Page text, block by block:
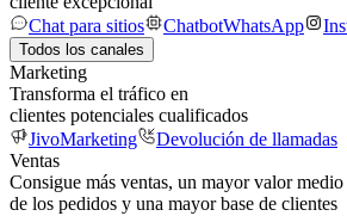
Chat para sitios
ChatbotWhatsApp
Todos los canales
Marketing
Transforma el tráfico en
clientes potenciales cualificados
JivoMarketing
Devolución de llamadas
Ventas
Consigue más ventas, un mayor valor medio
de los pedidos y una mayor base de clientes